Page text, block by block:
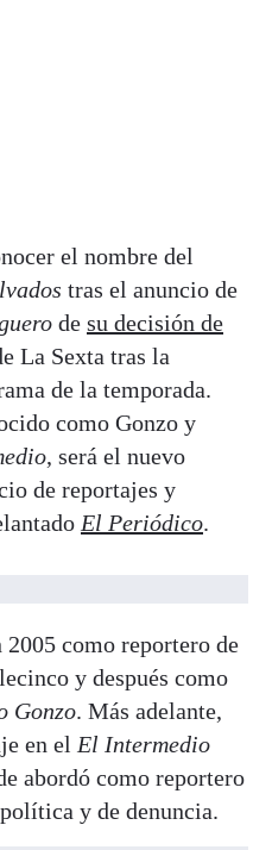
el nombre del
tras el anuncio de
de su decisión de
La Sexta tras la
de la temporada.
como Gonzo y
, será el nuevo
de reportajes y
El Periódico.
como reportero de
y después como
Gonzo. Más adelante,
en el El Intermedio
abordó como reportero
y de denuncia.